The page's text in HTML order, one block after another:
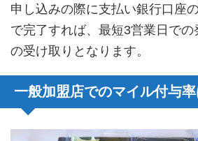
申し込みの際に支払い銀行口座
で完了すれば、最短3営業日で
の受け取りとなります。
一般加盟店でのマイル付与